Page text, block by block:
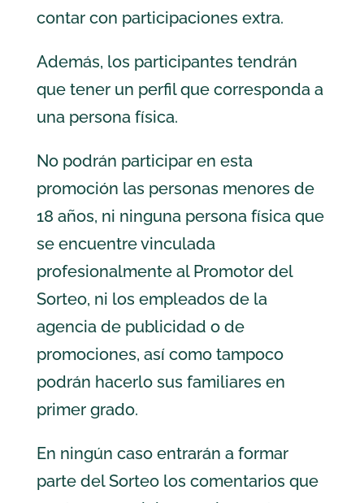
contar con participaciones extra.
Además, los participantes tendrán
que tener un perfil que corresponda a
una persona física.
No podrán participar en esta
promoción las personas menores de
18 años, ni ninguna persona física que
se encuentre vinculada
profesionalmente al Promotor del
Sorteo, ni los empleados de la
agencia de publicidad o de
promociones, así como tampoco
podrán hacerlo sus familiares en
primer grado.
En ningún caso entrarán a formar
parte del Sorteo los comentarios que